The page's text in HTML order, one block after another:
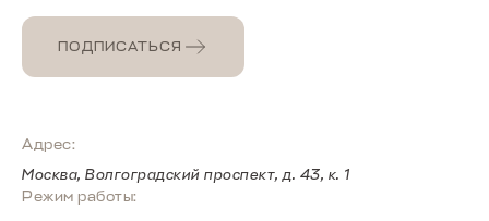
ПОДПИСАТЬСЯ
Адрес:
Москва, Волгоградский проспект, д. 43, к. 1
Режим работы: